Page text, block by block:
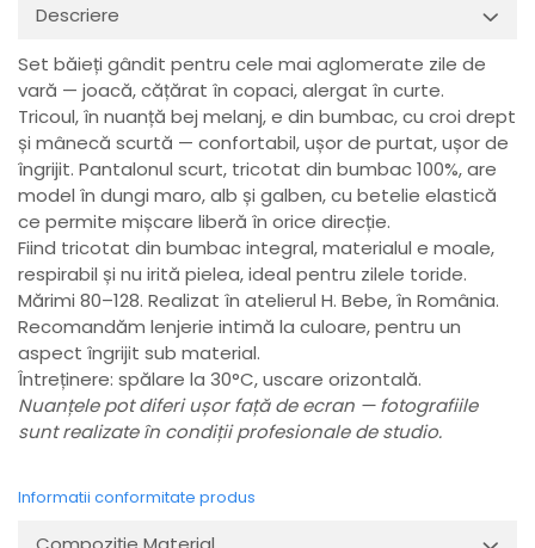
Descriere
Set băieți gândit pentru cele mai aglomerate zile de
vară — joacă, cățărat în copaci, alergat în curte.
Tricoul, în nuanță bej melanj, e din bumbac, cu croi drept
și mânecă scurtă — confortabil, ușor de purtat, ușor de
îngrijit. Pantalonul scurt, tricotat din bumbac 100%, are
model în dungi maro, alb și galben, cu betelie elastică
ce permite mișcare liberă în orice direcție.
Fiind tricotat din bumbac integral, materialul e moale,
respirabil și nu irită pielea, ideal pentru zilele toride.
Mărimi 80–128. Realizat în atelierul H. Bebe, în România.
Recomandăm lenjerie intimă la culoare, pentru un
aspect îngrijit sub material.
Întreținere: spălare la 30°C, uscare orizontală.
Nuanțele pot diferi ușor față de ecran — fotografiile
sunt realizate în condiții profesionale de studio.
Informatii conformitate produs